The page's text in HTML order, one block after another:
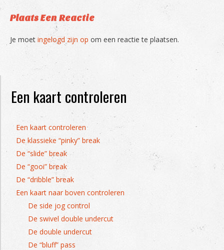
Plaats Een Reactie
Je moet ingelogd zijn op om een reactie te plaatsen.
Een kaart controleren
Een kaart controleren
De klassieke “pinky” break
De “slide” break
De “gooi” break
De “dribble” break
Een kaart naar boven controleren
De side jog control
De swivel double undercut
De double undercut
De “bluff” pass